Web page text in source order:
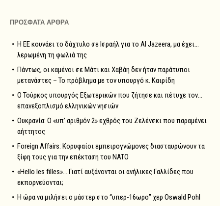
ΠΡΟΣΦΑΤΑ ΑΡΘΡΑ
Η ΕΕ κουνάει το δάχτυλο σε Ισραήλ για το Al Jazeera, μα έχει…
λερωμένη τη φωλιά της
Πάντως, οι καμένοι σε Μάτι και Χαβάη δεν ήταν παράτυποι
μετανάστες – Το πρόβλημα με τον υπουργό κ. Καιρίδη
Ο Τούρκος υπουργός Εξωτερικών που ζήτησε και πέτυχε τον…
επανεξοπλισμό ελληνικών νησιών
Ουκρανία: Ο «υπ’ αριθμόν 2» εχθρός του Ζελένσκι που παραμένει
αήττητος
Foreign Affairs: Κορυφαίοι εμπειρογνώμονες διασταυρώνουν τα
ξίφη τους για την επέκταση του NATO
«Hello les filles»… Γιατί αυξάνονται οι ανήλικες Γαλλίδες που
εκπορνεύονται;
Η ώρα να μιλήσει ο μάστερ στο “υπερ-16ωρο” χερ Oswald Pohl